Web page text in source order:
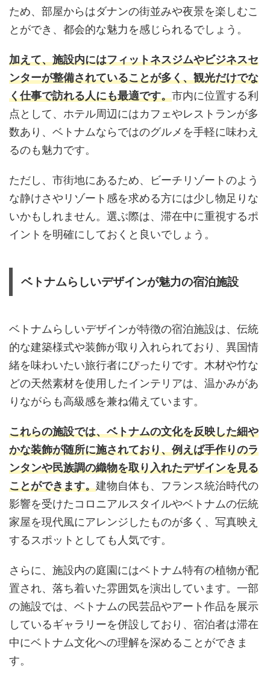
ため、部屋からはダナンの街並みや夜景を楽しむこ
とができ、都会的な魅力を感じられるでしょう。
加えて、施設内にはフィットネスジムやビジネスセ
ンターが整備されていることが多く、観光だけでな
く仕事で訪れる人にも最適です。市内に位置する利
点として、ホテル周辺にはカフェやレストランが多
数あり、ベトナムならではのグルメを手軽に味わえ
るのも魅力です。
ただし、市街地にあるため、ビーチリゾートのよう
な静けさやリゾート感を求める方には少し物足りな
いかもしれません。選ぶ際は、滞在中に重視するポ
イントを明確にしておくと良いでしょう。
ベトナムらしいデザインが魅力の宿泊施設
ベトナムらしいデザインが特徴の宿泊施設は、伝統
的な建築様式や装飾が取り入れられており、異国情
緒を味わいたい旅行者にぴったりです。木材や竹な
どの天然素材を使用したインテリアは、温かみがあ
りながらも高級感を兼ね備えています。
これらの施設では、ベトナムの文化を反映した細や
かな装飾が随所に施されており、例えば手作りのラ
ンタンや民族調の織物を取り入れたデザインを見る
ことができます。建物自体も、フランス統治時代の
影響を受けたコロニアルスタイルやベトナムの伝統
家屋を現代風にアレンジしたものが多く、写真映え
するスポットとしても人気です。
さらに、施設内の庭園にはベトナム特有の植物が配
置され、落ち着いた雰囲気を演出しています。一部
の施設では、ベトナムの民芸品やアート作品を展示
しているギャラリーを併設しており、宿泊者は滞在
中にベトナム文化への理解を深めることができま
す。